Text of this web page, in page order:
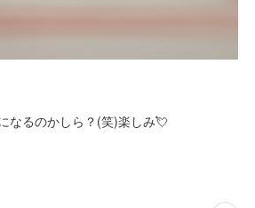
なるのかしら？(笑)楽しみ💘